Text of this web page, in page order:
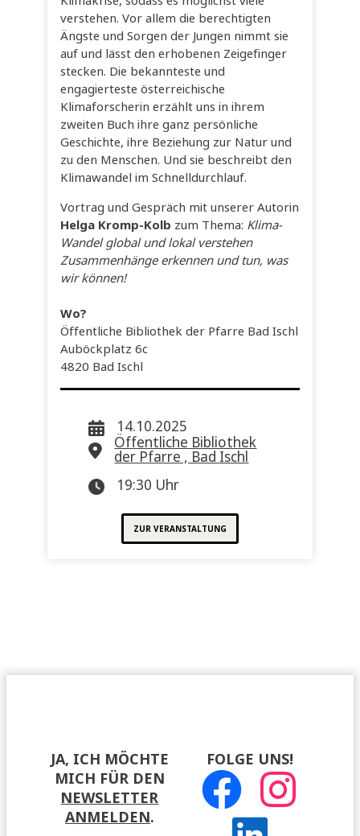
verstehen. Vor allem die berechtigten
Ängste und Sorgen der Jungen nimmt sie
auf und lässt den erhobenen Zeigefinger
stecken. Die bekannteste und
engagierteste österreichische
Klimaforscherin erzählt uns in ihrem
zweiten Buch ihre ganz persönliche
Geschichte, ihre Beziehung zur Natur und
zu den Menschen. Und sie beschreibt den
Klimawandel im Schnelldurchlauf.
Vortrag und Gespräch mit unserer Autorin
Helga Kromp-Kolb zum Thema: Klima-
Wandel global und lokal verstehen
Zusammenhänge erkennen und tun, was
wir können!
Wo?
Öffentliche Bibliothek der Pfarre Bad Ischl
Auböckplatz 6c
4820 Bad Ischl
14.10.2025
Öffentliche Bibliothek
der Pfarre , Bad Ischl
19:30 Uhr
ZUR VERANSTALTUNG
JA, ICH MÖCHTE
MICH FÜR DEN
NEWSLETTER
ANMELDEN.
FOLGE UNS!